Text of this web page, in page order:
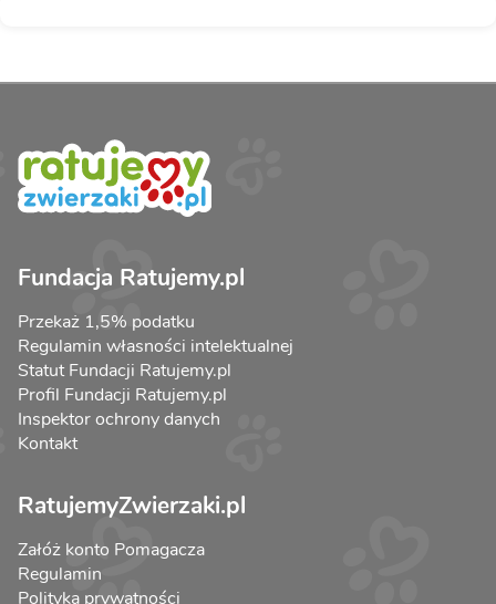
Fundacja Ratujemy.pl
Przekaż 1,5% podatku
Regulamin własności intelektualnej
Statut Fundacji Ratujemy.pl
Profil Fundacji Ratujemy.pl
Inspektor ochrony danych
Kontakt
RatujemyZwierzaki.pl
Załóż konto Pomagacza
Regulamin
Polityka prywatności